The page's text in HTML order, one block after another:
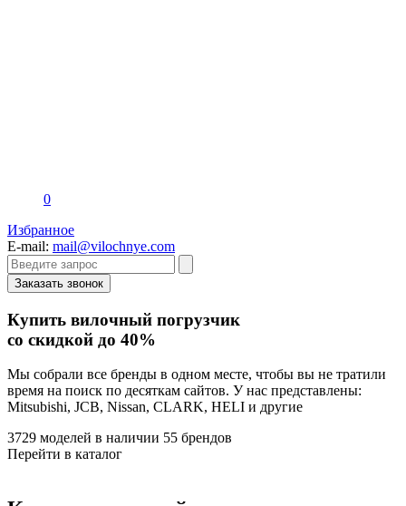
0
Избранное
E-mail: mail@vilochnye.com
Заказать звонок
Купить вилочный погрузчик
со скидкой до 40%
Мы собрали все бренды в одном месте, чтобы вы не тратили
время на поиск по десяткам сайтов. У нас представлены:
Mitsubishi, JCB, Nissan, CLARK, HELI и другие
3729 моделей в наличии 55 брендов
Перейти в каталог